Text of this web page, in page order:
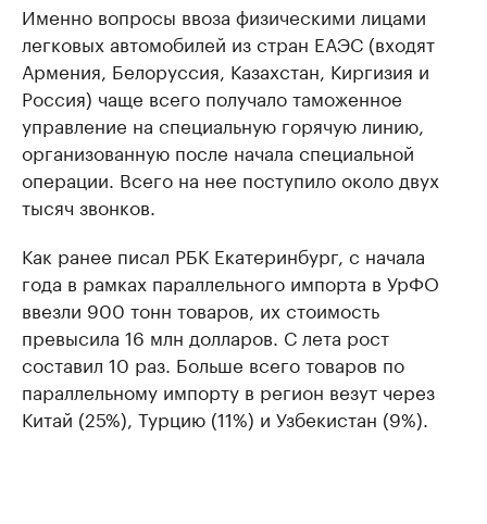
Именно вопросы ввоза физическими лицами
легковых автомобилей из стран ЕАЭС (входят
Армения, Белоруссия, Казахстан, Киргизия и
Россия) чаще всего получало таможенное
управление на специальную горячую линию,
организованную после начала специальной
операции. Всего на нее поступило около двух
тысяч звонков.
Как ранее писал РБК Екатеринбург, с начала
года в рамках параллельного импорта в УрФО
ввезли 900 тонн товаров, их стоимость
превысила 16 млн долларов. С лета рост
составил 10 раз. Больше всего товаров по
параллельному импорту в регион везут через
Китай (25%), Турцию (11%) и Узбекистан (9%).